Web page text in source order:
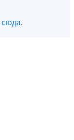
сюда.